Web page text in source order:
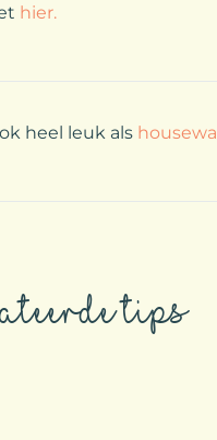
hier.
heel leuk als
tips